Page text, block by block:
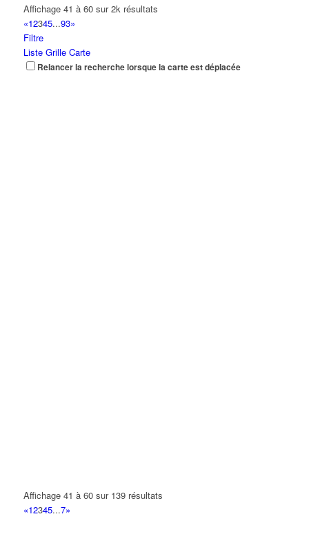
Affichage 41 à 60 sur 2k résultats
«12345...93»
Filtre
Liste Grille Carte
Relancer la recherche lorsque la carte est déplacée
Affichage 41 à 60 sur 139 résultats
«12345...7»